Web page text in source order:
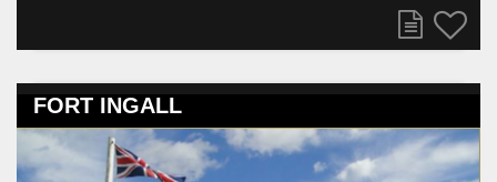
FORT INGALL